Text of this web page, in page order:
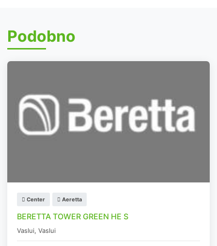
Podobno
Center Aeretta
BERETTA TOWER GREEN HE S
Vaslui, Vaslui